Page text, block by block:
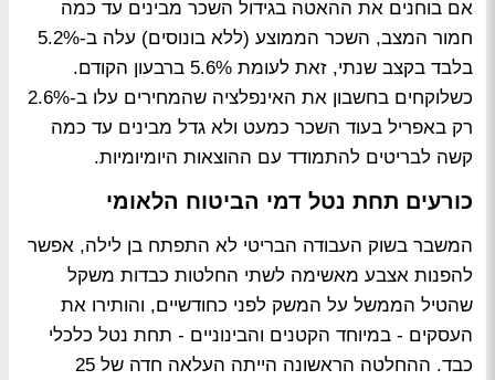
אם בוחנים את ההאטה בגידול השכר מבינים עד כמה
חמור המצב, השכר הממוצע (ללא בונוסים) עלה ב-5.2%
בלבד בקצב שנתי, זאת לעומת 5.6% ברבעון הקודם.
כשלוקחים בחשבון את האינפלציה שהמחירים עלו ב-2.6%
רק באפריל בעוד השכר כמעט ולא גדל מבינים עד כמה
קשה לבריטים להתמודד עם ההוצאות היומיומיות.
כורעים תחת נטל דמי הביטוח הלאומי
המשבר בשוק העבודה הבריטי לא התפתח בן לילה, אפשר
להפנות אצבע מאשימה לשתי החלטות כבדות משקל
שהטיל הממשל על המשק לפני כחודשיים, והותירו את
העסקים - במיוחד הקטנים והבינוניים - תחת נטל כלכלי
כבד. ההחלטה הראשונה הייתה העלאה חדה של 25